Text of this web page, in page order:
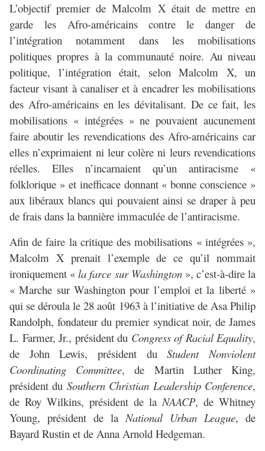
L’objectif premier de Malcolm X était de mettre en
garde les Afro-américains contre le danger de
l’intégration notamment dans les mobilisations
politiques propres à la communauté noire. Au niveau
politique, l’intégration était, selon Malcolm X, un
facteur visant à canaliser et à encadrer les mobilisations
des Afro-américains en les dévitalisant. De ce fait, les
mobilisations « intégrées » ne pouvaient aucunement
faire aboutir les revendications des Afro-américains car
elles n’exprimaient ni leur colère ni leurs revendications
réelles. Elles n’incarnaient qu’un antiracisme «
folklorique » et inefficace donnant « bonne conscience »
aux libéraux blancs qui pouvaient ainsi se draper à peu
de frais dans la bannière immaculée de l’antiracisme.
Afin de faire la critique des mobilisations « intégrées »,
Malcolm X prenait l’exemple de ce qu’il nommait
ironiquement «la farce sur Washington», c’est-à-dire la
« Marche sur Washington pour l’emploi et la liberté »
qui se déroula le 28 août 1963 à l’initiative de Asa Philip
Randolph, fondateur du premier syndicat noir, de James
L. Farmer, Jr., président du Congress of Racial Equality,
de John Lewis, président duStudent Nonviolent
Coordinating Committee, de Martin Luther King,
président du Southern Christian Leadership Conference,
de Roy Wilkins, président de laNAACP, de Whitney
Young, président de laNational Urban League, de
Bayard Rustin et de Anna Arnold Hedgeman.